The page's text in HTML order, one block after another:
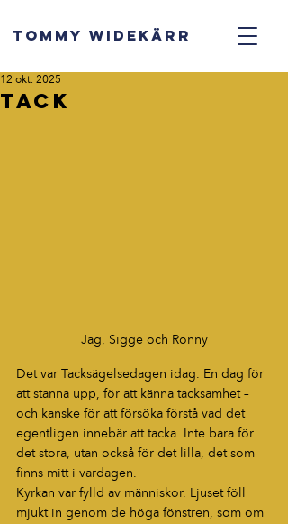
TOMMY WIDEKÄRR
Tack
12 okt. 2025
Jag, Sigge och Ronny
Det var Tacksägelsedagen idag. En dag för
att stanna upp, för att känna tacksamhet –
och kanske för att försöka förstå vad det
egentligen innebär att tacka. Inte bara för
det stora, utan också för det lilla, det som
finns mitt i vardagen.
Kyrkan var fylld av människor. Ljuset föll
mjukt in genom de höga fönstren, som om